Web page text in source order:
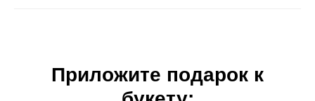
Приложите подарок к